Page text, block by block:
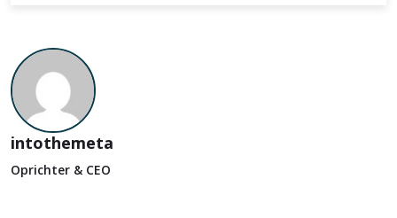
intothemeta
Oprichter & CEO